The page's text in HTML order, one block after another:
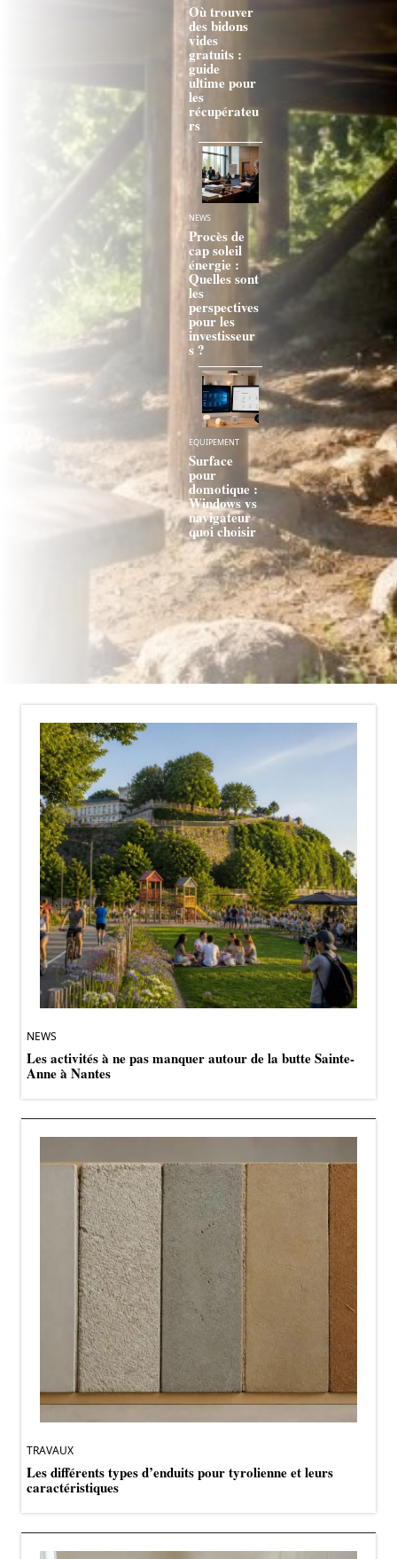
Où trouver
des bidons
vides
gratuits :
guide
ultime pour
les
récupérateu
rs
NEWS
Procès de
cap soleil
énergie :
Quelles sont
les
perspectives
pour les
investisseur
s ?
EQUIPEMENT
Surface
pour
domotique :
Windows vs
navigateur
quoi choisir
NEWS
Les activités à ne pas manquer autour de la butte Sainte-
Anne à Nantes
TRAVAUX
Les différents types d’enduits pour tyrolienne et leurs
caractéristiques